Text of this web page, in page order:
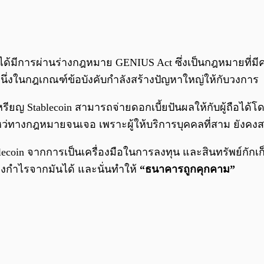
มีการผ่านร่างกฎหมาย GENIUS Act ซึ่งเป็นกฎหมายที่
ในกฎเกณฑ์ข้อบังคับกำลังสร้างปัญหาใหญ่ให้กับวงการ
ญ Stablecoin สามารถจ่ายดอกเบี้ยปันผลให้กับผู้ถือได้
างกฎหมายจนเจอ เพราะผู้ให้บริการบุคคลที่สาม ยังคง
จากการเป็นเครื่องมือในการลงทุน และสินทรัพย์กัก
กำไรจากมันได้ และนั่นทำให้ “ธนาคารถูกคุกคาม”